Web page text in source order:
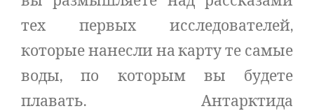
тех первых исследователей,
которые нанесли на карту те самые
воды, по которым вы будете
плавать. Антарктида